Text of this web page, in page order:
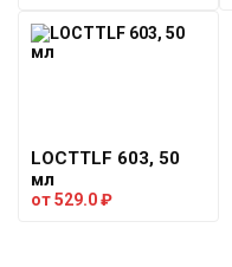
LOCTTLF 603, 50
мл
от529.0₽